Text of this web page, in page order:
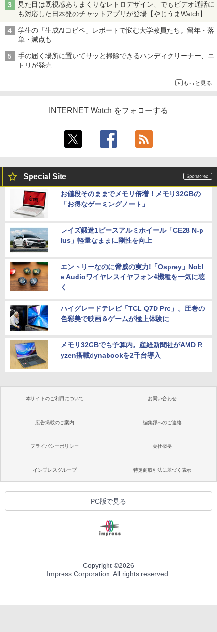
見た目は既視感ありまくりなレトロデザイン、でもビデオ通話に
も対応した日本発のチャットアプリが登場【やじうまWatch】
学生の「生成AIコピペ」レポートで悩む大学教員たち。留年・落
単・減点も
手の届く場所に置いてサッと掃除できるハンディクリーナー、ニ
トリが発売
もっと見る
INTERNET Watch をフォローする
Special Site
お値段そのままでメモリ倍増！メモリ32GBの
「お得なゲーミングノート」
レイズ鍛造1ピースアルミホイール「CE28 N-p
lus」軽量なままに剛性を向上
エントリーなのに脅威の実力!「Osprey」Nobl
e Audioワイヤレスイヤフォン4機種を一気に聴
く
ハイグレードテレビ「TCL Q7D Pro」。圧巻の
色彩美で映画＆ゲームが極上体験に
メモリ32GBでも予算内。産経新聞社がAMD R
yzen搭載dynabookを2千台導入
本サイトのご利用について お問い合わせ
広告掲載のご案内 編集部へのご連絡
プライバシーポリシー 会社概要
インプレスグループ 特定商取引法に基づく表示
PC版で見る
Copyright ©2026
Impress Corporation. All rights reserved.